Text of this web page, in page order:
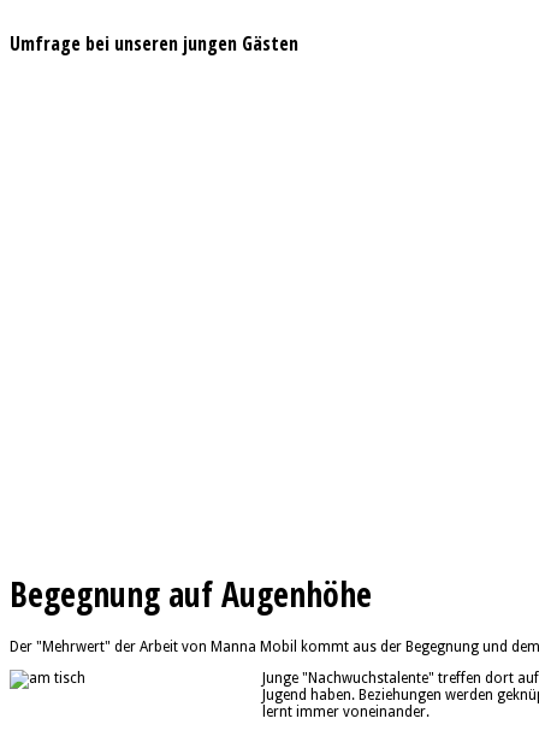
Umfrage bei unseren jungen Gästen
Begegnung auf Augenhöhe
Der "Mehrwert" der Arbeit von Manna Mobil kommt aus der Begegnung und
Junge "Nachwuchstalente" treffen dort
Jugend haben. Beziehungen werden
lernt immer voneinander.